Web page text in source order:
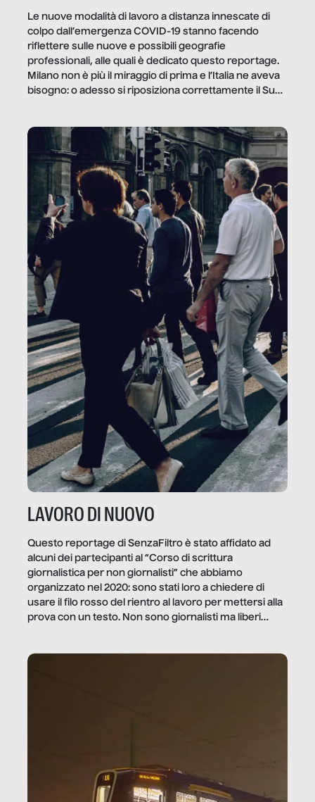
Le nuove modalità di lavoro a distanza innescate di
colpo dall’emergenza COVID-19 stanno facendo
riflettere sulle nuove e possibili geografie
professionali, alle quali è dedicato questo reportage.
Milano non è più il miraggio di prima e l’Italia ne aveva
bisogno: o adesso si riposiziona correttamente il Sud
LAVORO DI NUOVO
Questo reportage di SenzaFiltro è stato affidato ad
alcuni dei partecipanti al “Corso di scrittura
giornalistica per non giornalisti” che abbiamo
organizzato nel 2020: sono stati loro a chiedere di
usare il filo rosso del rientro al lavoro per mettersi alla
prova con un testo. Non sono giornalisti ma liberi